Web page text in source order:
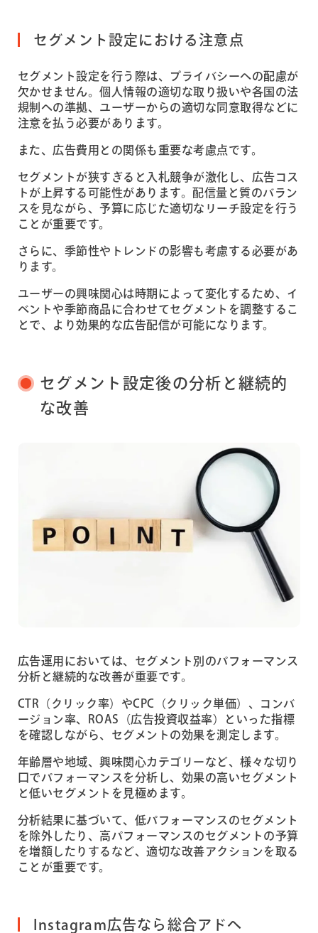
セグメント設定における注意点
セグメント設定を行う際は、プライバシーへの配慮が
欠かせません。個人情報の適切な取り扱いや各国の法
規制への準拠、ユーザーからの適切な同意取得などに
注意を払う必要があります。
また、広告費用との関係も重要な考慮点です。
セグメントが狭すぎると入札競争が激化し、広告コス
トが上昇する可能性があります。配信量と質のバラン
スを見ながら、予算に応じた適切なリーチ設定を行う
ことが重要です。
さらに、季節性やトレンドの影響も考慮する必要があ
ります。
ユーザーの興味関心は時期によって変化するため、イ
ベントや季節商品に合わせてセグメントを調整するこ
とで、より効果的な広告配信が可能になります。
セグメント設定後の分析と継続的
な改善
広告運用においては、セグメント別のパフォーマンス
分析と継続的な改善が重要です。
CTR（クリック率）やCPC（クリック単価）、コンバ
ージョン率、ROAS（広告投資収益率）といった指標
を確認しながら、セグメントの効果を測定します。
年齢層や地域、興味関心カテゴリーなど、様々な切り
口でパフォーマンスを分析し、効果の高いセグメント
と低いセグメントを見極めます。
分析結果に基づいて、低パフォーマンスのセグメント
を除外したり、高パフォーマンスのセグメントの予算
を増額したりするなど、適切な改善アクションを取る
ことが重要です。
Instagram広告なら総合アドへ